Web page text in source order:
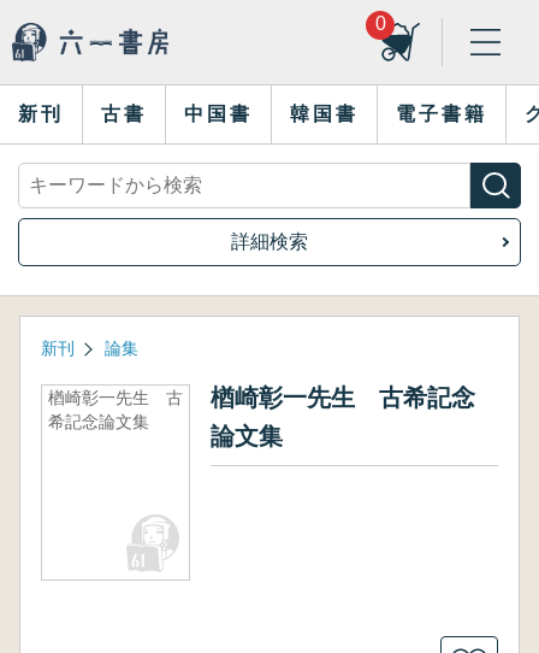
0
新刊 古書 中国書 韓国書 電子書籍
詳細検索
新刊 論集
楢崎彰一先生 古
希記念論文集
楢崎彰一先生 古希記念
論文集